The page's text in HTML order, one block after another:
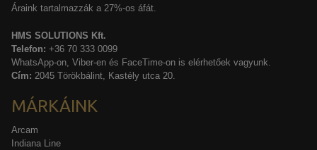
Áraink tartalmazzák a 27%-os áfát.
HMS SOLUTIONS Kft.
Telefon: +36 70 333 0099
WhatsApp-on, Viber-en és FaceTime-on is elérhetőek vagyunk.
Cím: 2045 Törökbálint, Kastély utca 20.
MÁRKÁINK
Arcam
Indiana Line